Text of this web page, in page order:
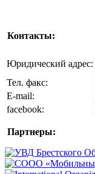
Контакты:
Юридический адрес:
Тел. факс:
E-mail:
facebook:
Партнеры: